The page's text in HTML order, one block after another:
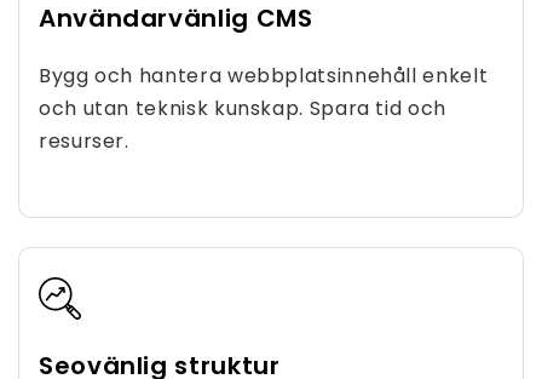
Användarvänlig CMS
Bygg och hantera webbplatsinnehåll enkelt
och utan teknisk kunskap. Spara tid och
resurser.
Seovänlig struktur